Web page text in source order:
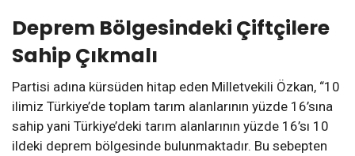
Deprem Bölgesindeki Çiftçilere
Sahip Çıkmalı
Partisi adına kürsüden hitap eden Milletvekili Özkan, “10
ilimiz Türkiye’de toplam tarım alanlarının yüzde 16’sına
sahip yani Türkiye’deki tarım alanlarının yüzde 16’sı 10
ildeki deprem bölgesinde bulunmaktadır. Bu sebepten